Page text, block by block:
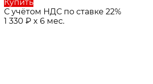
Купить
С учётом НДС по ставке 22%
1 330 ₽ x 6 мес.